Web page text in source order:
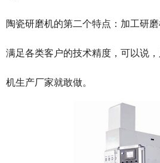
陶瓷研磨机的第二个特点：加工研
满足各类客户的技术精度，可以说
机生产厂家就敢做。